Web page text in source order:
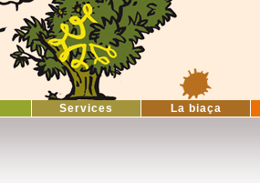
Services La biaça